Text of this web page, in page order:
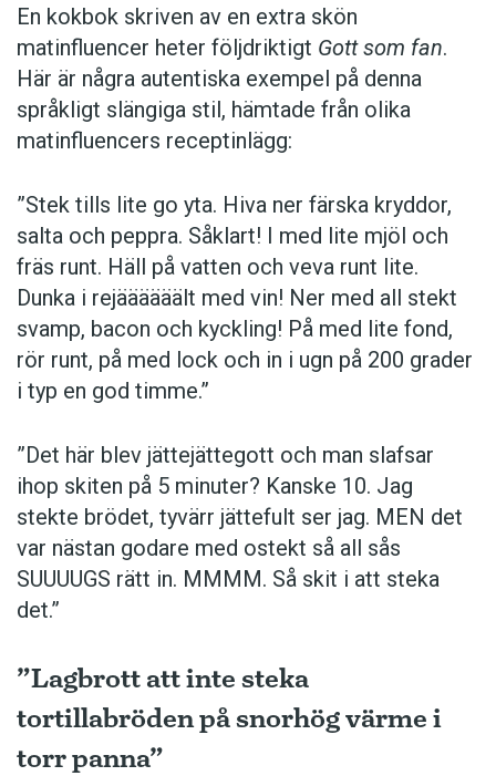
En kokbok ­skriven av en extra skön
matinfluencer heter följd­riktigt Gott som fan.
Här är några autentiska ­exempel på denna
språkligt slängiga stil, ­hämtade från olika
matinfluencers receptinlägg:
”Stek tills lite go yta. Hiva ner färska kryddor,
salta och peppra. Såklart! I med lite mjöl och
fräs runt. Häll på vatten och veva runt lite.
Dunka i rejäääääält med vin! Ner med all stekt
svamp, bacon och kyckling! På med lite fond,
rör runt, på med lock och in i ugn på 200 grader
i typ en god timme.”
”Det här blev jättejättegott och man slafsar
ihop skiten på 5 minuter? Kanske 10. Jag
stekte brödet, tyvärr jättefult ser jag. MEN det
var nästan godare med ostekt så all sås
SUUUUGS rätt in. MMMM. Så skit i att steka
det.”
”Lagbrott att inte steka
tortillabröden på snorhög värme i
torr panna”